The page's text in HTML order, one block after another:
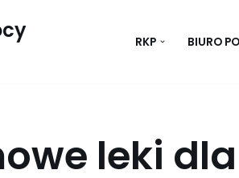
RKP BIURO
leki